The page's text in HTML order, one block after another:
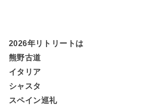
2026年リトリートは
熊野古道
イタリア
シャスタ
スペイン巡礼